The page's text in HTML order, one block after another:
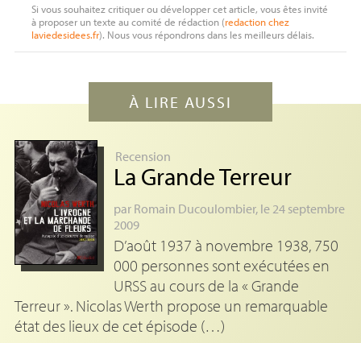
Si vous souhaitez critiquer ou développer cet article, vous êtes invité
à proposer un texte au comité de rédaction (redactionchez
laviedesidees.fr). Nous vous répondrons dans les meilleurs délais.
À LIRE AUSSI
Recension
La Grande Terreur
par Romain Ducoulombier, le 24 septembre
2009
D’août 1937 à novembre 1938, 750
000 personnes sont exécutées en
URSS au cours de la « Grande
Terreur ». Nicolas Werth propose un remarquable
état des lieux de cet épisode (…)